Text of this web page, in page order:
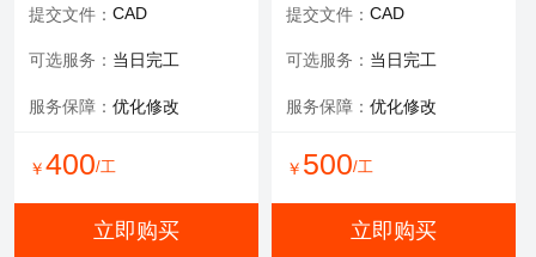
立即购买 立即购买
环评报告
适用于环评、清洁生产、验
收报告、入河排污口论证报
提交文件： CAD
可选服务： 当日完工
服务保障： 优化修改
￥400/工
立即购买
提交文件： CAD
可选服务： 当日完工
服务保障： 优化修改
￥ 500/工
立即购买